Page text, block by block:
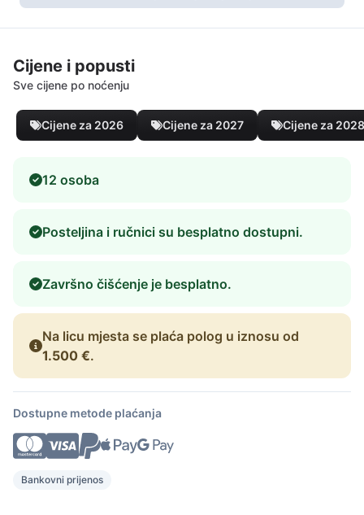
Cijene i popusti
Sve cijene po noćenju
Cijene za 2026 Cijene za 2027 Cijene za 2028
12 osoba
Posteljina i ručnici su besplatno dostupni.
Završno čišćenje je besplatno.
Na licu mjesta se plaća polog u iznosu od
1.500 €.
Dostupne metode plaćanja
Bankovni prijenos